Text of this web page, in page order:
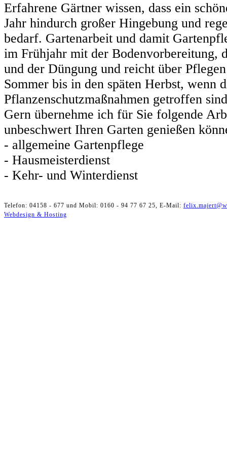
Erfahrene Gärtner wissen, dass ein
Jahr hindurch großer Hingebung und
bedarf. Gartenarbeit und damit
im Frühjahr mit der Bodenvorbereitung,
und der Düngung und reicht über
Sommer bis in den späten Herbst, wenn
Pflanzenschutzmaßnahmen getroffen
Gern übernehme ich für Sie folgende
unbeschwert Ihren Garten genießen
- allgemeine Gartenpflege
- Hausmeisterdienst
- Kehr- und Winterdienst
Telefon: 04158 - 677 und Mobil: 0160 - 94 77 67 25, E-Mail:
Webdesign & Hosting